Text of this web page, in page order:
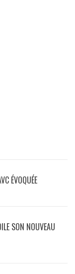
ÉVOQUÉE
SON NOUVEAU